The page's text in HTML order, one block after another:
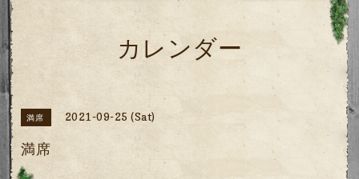
カレンダー
満席 2021-09-25 (Sat)
満席